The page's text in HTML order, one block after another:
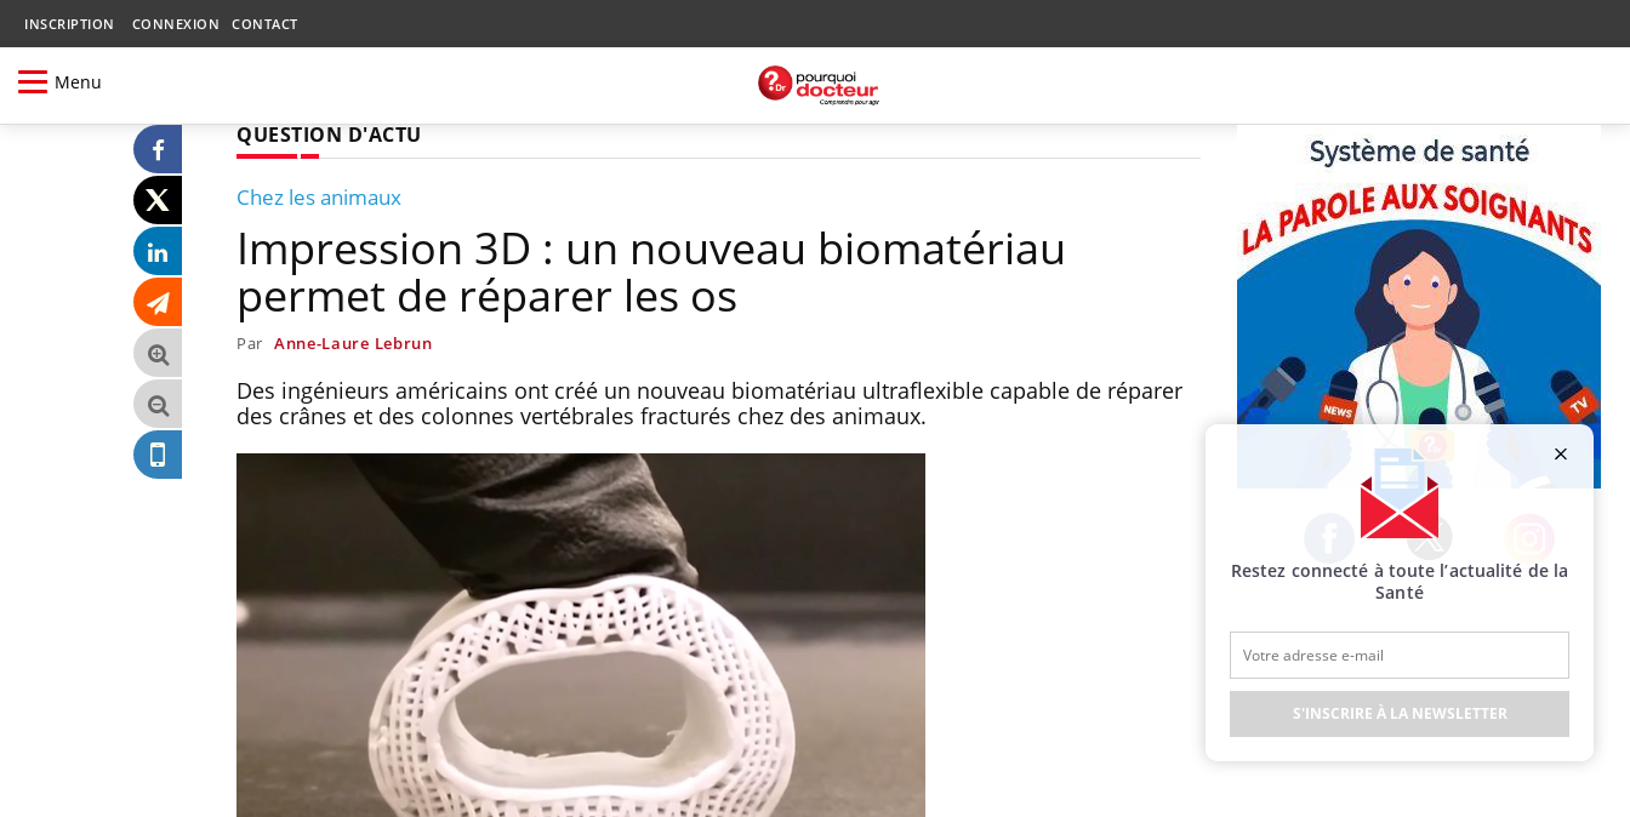
INSCRIPTION CONNEXION CONTACT
Menu
QUESTION D'ACTU
Chez les animaux
Impression 3D : un nouveau biomatériau
permet de réparer les os
Par Anne-Laure Lebrun
Des ingénieurs américains ont créé un nouveau biomatériau ultraflexible capable de réparer
des crânes et des colonnes vertébrales fracturés chez des animaux.
Facebook Twitter Instagram
Restez connecté à toute l’actualité de la
Santé
S'INSCRIRE À LA NEWSLETTER